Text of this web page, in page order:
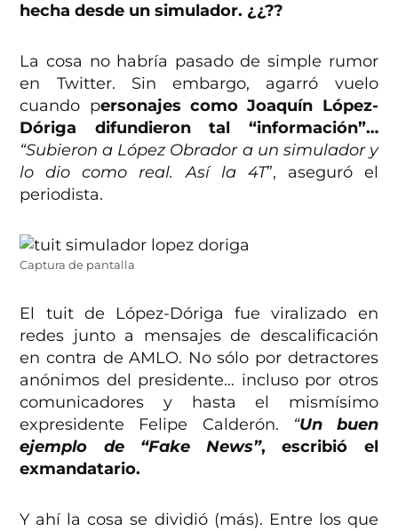
hecha desde un simulador. ¿¿??
La cosa no habría pasado de simple rumor
en Twitter. Sin embargo, agarró vuelo
cuando personajes como Joaquín López-
Dóriga difundieron tal “información”…
“Subieron a López Obrador a un simulador y
lo dio como real. Así la 4T”, aseguró el
periodista.
Captura de pantalla
El tuit de López-Dóriga fue viralizado en
redes junto a mensajes de descalificación
en contra de AMLO. No sólo por detractores
anónimos del presidente… incluso por otros
comunicadores y hasta el mismísimo
expresidente Felipe Calderón.
“Un buen
ejemplo de “Fake News”, escribió el
exmandatario.
Y ahí la cosa se dividió (más). Entre los que